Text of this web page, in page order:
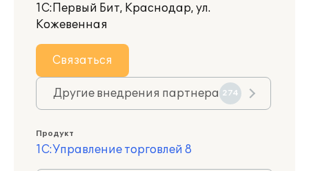
1С:Первый Бит, Краснодар, ул.
Кожевенная
Связаться
Другие внедрения партнера 274
Продукт
1С:Управление торговлей 8